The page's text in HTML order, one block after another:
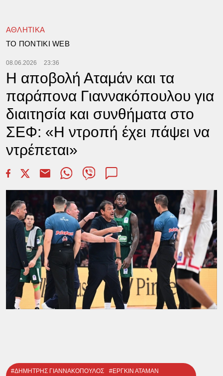
ΑΘΛΗΤΙΚΑ
TΟ ΠΟΝΤΙΚΙ WEB
08.06.2026 23:36
H αποβολή Αταμάν και τα
παράπονα Γιαννακόπουλου για
διαιτησία και συνθήματα στο
ΣΕΦ: «Η ντροπή έχει πάψει να
ντρέπεται»
#ΔΗΜΗΤΡΗΣ ΓΙΑΝΝΑΚΟΠΟΥΛΟΣ
#ΕΡΓΚΙΝ ΑΤΑΜΑΝ